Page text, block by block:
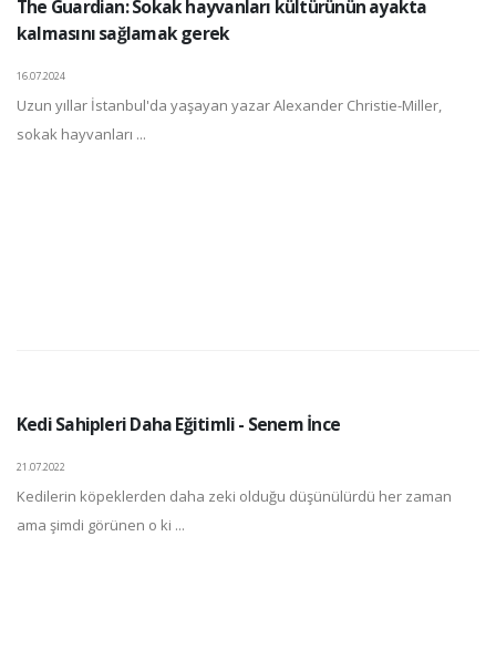
The Guardian: Sokak hayvanları kültürünün ayakta
kalmasını sağlamak gerek
16.07.2024
Uzun yıllar İstanbul'da yaşayan yazar Alexander Christie-Miller,
sokak hayvanları ...
Kedi Sahipleri Daha Eğitimli - Senem İnce
21.07.2022
Kedilerin köpeklerden daha zeki olduğu düşünülürdü her zaman
ama şimdi görünen o ki ...